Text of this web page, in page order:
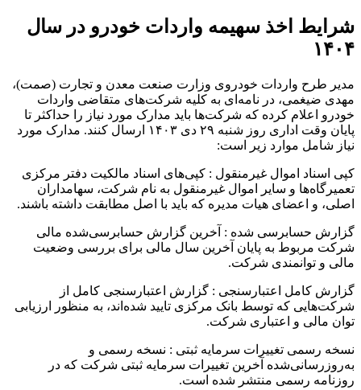
شرایط اخذ سهیمه واردات خودرو در سال
۱۴۰۴
مدیر طرح واردات خودروی وزارت صنعت معدن و تجارت (صمت)،
مهدی ضیغمی، در نامه‌ای به کلیه شرکت‌های متقاضی واردات
خودرو اعلام کرده که شرکت‌ها باید مدارک مورد نیاز را حداکثر تا
پایان وقت اداری روز شنبه ۲۹ دی ۱۴۰۳ ارسال کنند. مدارک مورد
نیاز شامل موارد زیر است:
کپی اسناد اموال غیرمنقول : کپی‌های اسناد مالکیت دفتر مرکزی
تعمیرگاه‌ها و سایر اموال غیرمنقول به نام شرکت، سهامداران
اصلی، و اعضای هیات مدیره که باید با اصل مطابقت داشته باشند.
گزارش حسابرسی شده : آخرین گزارش حسابرسی‌شده مالی
شرکت مربوط به پایان آخرین سال مالی برای بررسی وضعیت
مالی و توانمندی شرکت.
گزارش کامل اعتبارسنجی : گزارش اعتبارسنجی کامل از
شرکت‌هایی که توسط بانک مرکزی تایید شده‌اند، به منظور ارزیابی
توان مالی و اعتباری شرکت.
نسخه رسمی تغییرات سرمایه ثبتی : نسخه رسمی و
به‌روزرسانی‌شده آخرین تغییرات سرمایه ثبتی شرکت که در
روزنامه رسمی منتشر شده است.